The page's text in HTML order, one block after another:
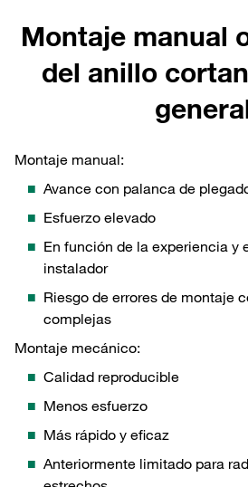
Montaje manual
del anillo
Montaje manual:
Avance con palanca de
Esfuerzo elevado
En función de la experiencia y
instalador
Riesgo de errores de montaje
complejas
Montaje mecánico:
Calidad reproducible
Menos esfuerzo
Más rápido y eficaz
Anteriormente limitado para